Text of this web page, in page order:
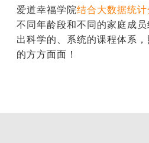
爱道幸福学院结合大数据统计
不同年龄段和不同的家庭成
出科学的、系统的课程体系
的方方面面！